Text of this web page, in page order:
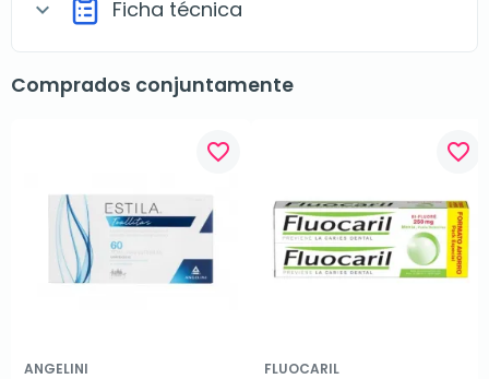
expand_more Ficha técnica
Comprados conjuntamente
favorite_border
ANGELINI
favorite_border
FLUOCARIL